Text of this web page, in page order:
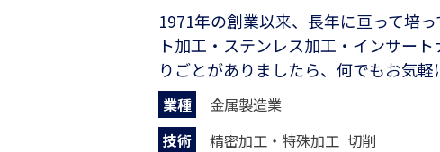
1971年の創業以来、長年に亘って培
ト加工・ステンレス加工・インサー
りごとがありましたら、何でもお気軽
業種
金属製造業
技術
精密加工・特殊加工 切削